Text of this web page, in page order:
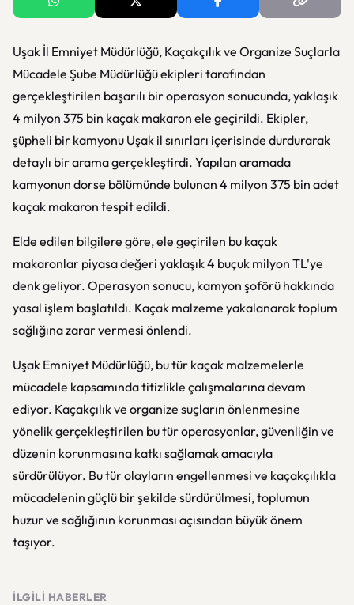
Uşak İl Emniyet Müdürlüğü, Kaçakçılık ve Organize Suçlarla
Mücadele Şube Müdürlüğü ekipleri tarafından
gerçekleştirilen başarılı bir operasyon sonucunda, yaklaşık
4 milyon 375 bin kaçak makaron ele geçirildi. Ekipler,
şüpheli bir kamyonu Uşak il sınırları içerisinde durdurarak
detaylı bir arama gerçekleştirdi. Yapılan aramada
kamyonun dorse bölümünde bulunan 4 milyon 375 bin adet
kaçak makaron tespit edildi.
Elde edilen bilgilere göre, ele geçirilen bu kaçak
makaronlar piyasa değeri yaklaşık 4 buçuk milyon TL'ye
denk geliyor. Operasyon sonucu, kamyon şoförü hakkında
yasal işlem başlatıldı. Kaçak malzeme yakalanarak toplum
sağlığına zarar vermesi önlendi.
Uşak Emniyet Müdürlüğü, bu tür kaçak malzemelerle
mücadele kapsamında titizlikle çalışmalarına devam
ediyor. Kaçakçılık ve organize suçların önlenmesine
yönelik gerçekleştirilen bu tür operasyonlar, güvenliğin ve
düzenin korunmasına katkı sağlamak amacıyla
sürdürülüyor. Bu tür olayların engellenmesi ve kaçakçılıkla
mücadelenin güçlü bir şekilde sürdürülmesi, toplumun
huzur ve sağlığının korunması açısından büyük önem
taşıyor.
İLGILI HABERLER